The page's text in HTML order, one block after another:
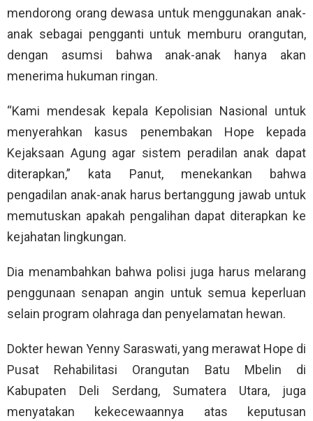
mendorong orang dewasa untuk menggunakan anak-
anak sebagai pengganti untuk memburu orangutan,
dengan asumsi bahwa anak-anak hanya akan
menerima hukuman ringan.
“Kami mendesak kepala Kepolisian Nasional untuk
menyerahkan kasus penembakan Hope kepada
Kejaksaan Agung agar sistem peradilan anak dapat
diterapkan,” kata Panut, menekankan bahwa
pengadilan anak-anak harus bertanggung jawab untuk
memutuskan apakah pengalihan dapat diterapkan ke
kejahatan lingkungan.
Dia menambahkan bahwa polisi juga harus melarang
penggunaan senapan angin untuk semua keperluan
selain program olahraga dan penyelamatan hewan.
Dokter hewan Yenny Saraswati, yang merawat Hope di
Pusat Rehabilitasi Orangutan Batu Mbelin di
Kabupaten Deli Serdang, Sumatera Utara, juga
menyatakan kekecewaannya atas keputusan